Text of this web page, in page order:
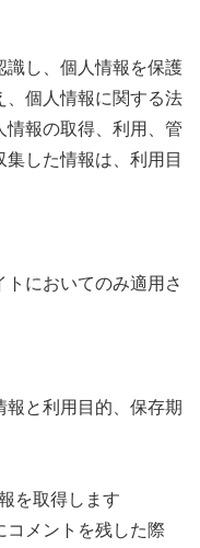
識し、個人情報を保護
、個人情報に関する法
報の取得、利用、管
した情報は、利用目
においてのみ適用さ
と利用目的、保存期
を取得します
コメントを残した際